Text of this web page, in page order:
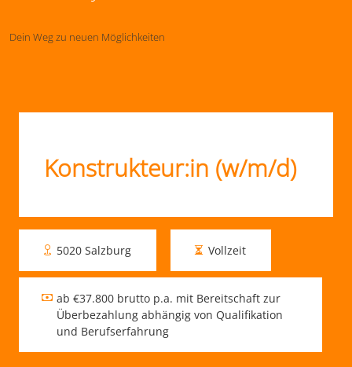
Dein Weg zu neuen Möglichkeiten
Konstrukteur:in (w/m/d)
5020 Salzburg Vollzeit
ab €37.800 brutto p.a. mit Bereitschaft zur
Überbezahlung abhängig von Qualifikation
und Berufserfahrung